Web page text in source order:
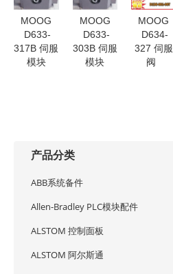
MOOG
D633-
317B 伺服
模块
MOOG
D633-
303B 伺服
模块
MOOG
D634-
327 伺服
阀
产品分类
ABB系统备件
Allen-Bradley PLC模块配件
ALSTOM 控制面板
ALSTOM 阿尔斯通